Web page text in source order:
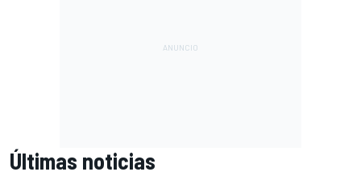
Últimas noticias